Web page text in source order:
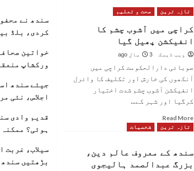
فاطمہ
کیس:
مقتول
لڑکی
والد
اور
بھائی
عدالت
فرار
تازہ ترین صحت و تعلیم
کراچی میں آشوب چشم کا
انفیکشن پھیل گیا
ویب ڈیسک 3 سال ago
صوبائی دارالحکومت کراچی میں
آنکھوں کی خارش اور تکلیف کا وائرل
انفیکشن آشوب چشم شدت اختیار
کرگیا اور شہر کے...
Read More
Read
more
میں
آشوب
تازہ ترین شخصیات
سندھ کے معروف عالم دین،
بزرگ عبدالصمد ہالیجوی
سندھ نے
کردی، بلڈ
خواتین
ورکشاپ
جیئے سندھ
اجلاس، نئی
قدیم وادی
ہوئی؟
سیلاب، غربت
بڑھتیں